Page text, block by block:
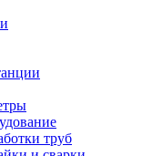
труб